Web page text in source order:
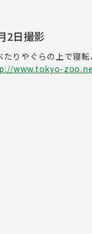
2日撮影
りやぐらの上で寝
www.tokyo-